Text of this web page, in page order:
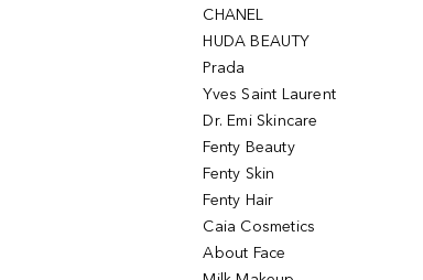
CHANEL
HUDA BEAUTY
Prada
Yves Saint Laurent
Dr. Emi Skincare
Fenty Beauty
Fenty Skin
Fenty Hair
Caia Cosmetics
About Face